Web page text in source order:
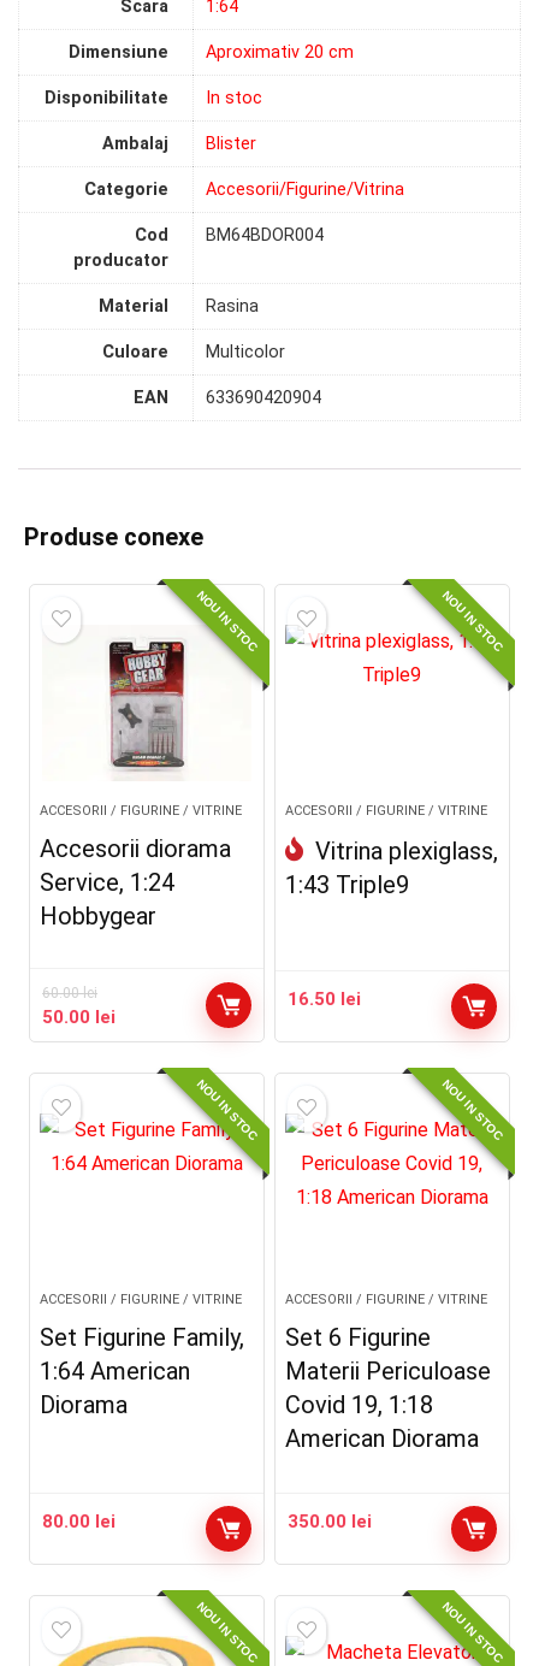
Scara 1:64
Dimensiune Aproximativ 20 cm
Disponibilitate In stoc
Ambalaj Blister
Categorie Accesorii/Figurine/Vitrina
Cod
producator
BM64BDOR004
Material Rasina
Culoare Multicolor
EAN 633690420904
Produse conexe
NOU IN STOC
ACCESORII / FIGURINE / VITRINE
Accesorii diorama
Service, 1:24
Hobbygear
60.00lei
Prețul
inițial
60.00 lei.
50.00 lei
curent
50.00 lei.
NOU IN STOC
ACCESORII / FIGURINE / VITRINE
Vitrina plexiglass,
1:43 Triple9
16.50 lei
NOU IN STOC
ACCESORII / FIGURINE / VITRINE
Set Figurine Family,
1:64 American
Diorama
80.00 lei
NOU IN STOC
ACCESORII / FIGURINE / VITRINE
Set 6 Figurine
Materii Periculoase
Covid 19, 1:18
American Diorama
350.00 lei
NOU IN STOC NOU IN STOC